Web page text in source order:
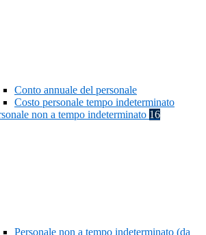
Conto annuale del personale
Costo personale tempo indeterminato
non a tempo indeterminato 16
Personale non a tempo indeterminato (da